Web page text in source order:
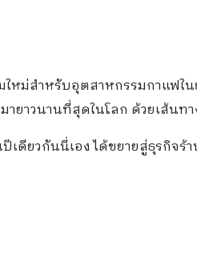
ใหม่สำหรับอุตสาหกรรมกาแฟ
ายาวนานที่สุดในโลก ด้วยเส้นท
เดียวกันนี่เอง ได้ขยายสู่ธุรกิจร้